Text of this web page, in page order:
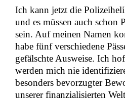
Ich kann jetzt die
und es müssen auch schon
sein. Auf meinen Namen
habe fünf verschiedene
gefälschte Ausweise. Ich
werden mich nie
besonders bevorzugter
unserer finanzialisierten